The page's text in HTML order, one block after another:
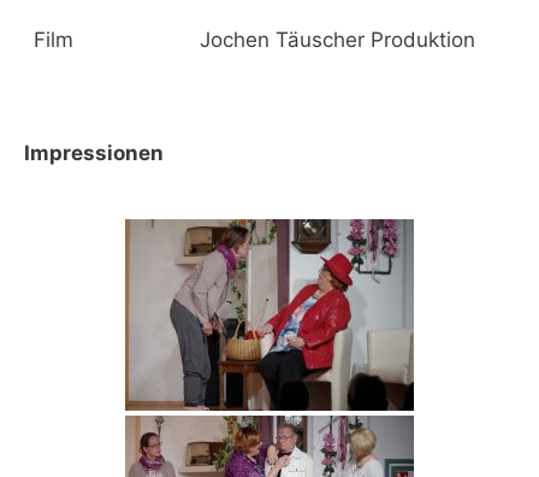
Film Jochen Täuscher Produktion
Impressionen